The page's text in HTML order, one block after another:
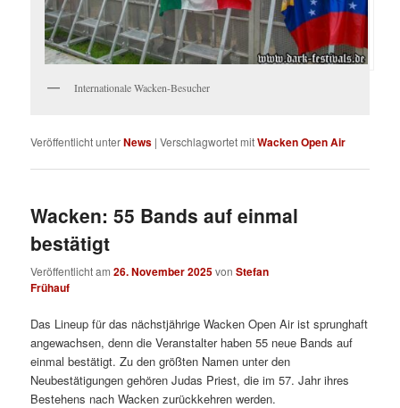
Internationale Wacken-Besucher
Veröffentlicht unterNews |Verschlagwortet mitWacken Open Air
Wacken: 55 Bands auf einmal
bestätigt
Veröffentlicht am26. November 2025vonStefan
Frühauf
Das Lineup für das nächstjährige Wacken Open Air ist sprunghaft
angewachsen, denn die Veranstalter haben 55 neue Bands auf
einmal bestätigt. Zu den größten Namen unter den
Neubestätigungen gehören Judas Priest, die im 57. Jahr ihres
Bestehens nach Wacken zurückkehren werden.